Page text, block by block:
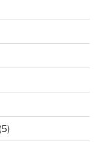
(5)